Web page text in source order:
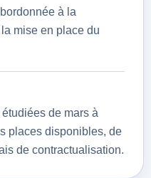
à la
mise en place du
de mars à
places disponibles, de
de contractualisation.